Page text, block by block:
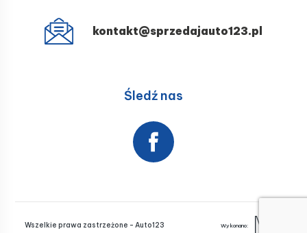
kontakt@sprzedajauto123.pl
Śledź nas
Wszelkie prawa zastrzeżone - Auto123 Wykonano: